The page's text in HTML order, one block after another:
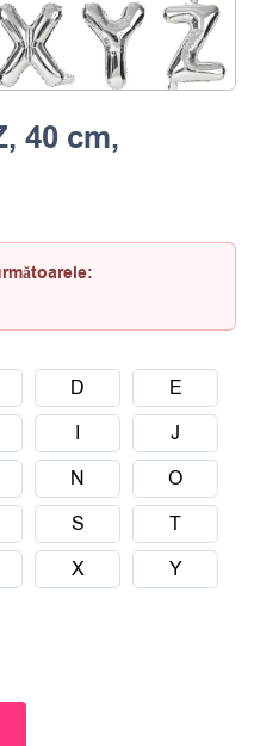
40 cm,
D
E
I
J
N
O
S
T
X
Y